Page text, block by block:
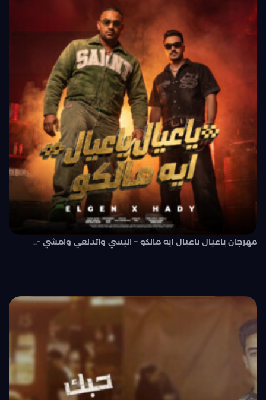
مهرجان ياعيال ياعيال ايه مالكو – البسي واتدلعي وامشي –..